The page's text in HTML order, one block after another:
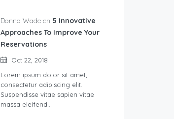
Donna Wade en 5 Innovative
Approaches To Improve Your
Reservations
Oct 22, 2018
Lorem ipsum dolor sit amet,
consectetur adipiscing elit.
Suspendisse vitae sapien vitae
massa eleifend…